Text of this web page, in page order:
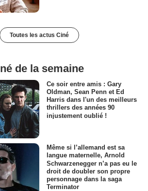
Toutes les actus Ciné
de la semaine
Ce soir entre amis : Gary
Oldman, Sean Penn et Ed
Harris dans l'un des meilleurs
thrillers des années 90
injustement oublié !
Même si l’allemand est sa
langue maternelle, Arnold
Schwarzenegger n’a pas eu le
droit de doubler son propre
personnage dans la saga
Terminator